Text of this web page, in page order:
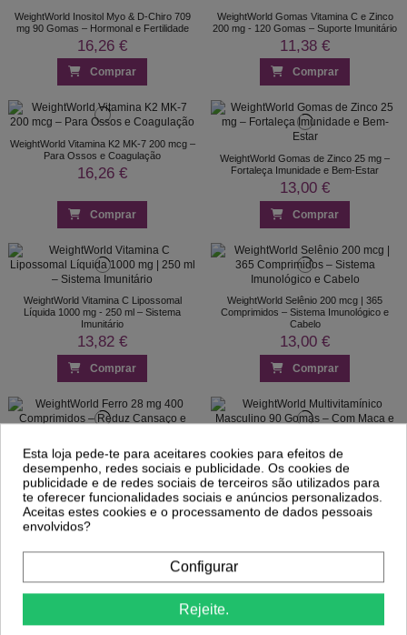
WeightWorld Inositol Myo & D-Chiro 709
mg 90 Gomas – Hormonal e Fertilidade
16,26 €
Comprar
WeightWorld Gomas Vitamina C e Zinco
200 mg - 120 Gomas – Suporte Imunitário
11,38 €
Comprar
WeightWorld Vitamina K2 MK-7 200 mcg –
Para Ossos e Coagulação
16,26 €
Comprar
WeightWorld Gomas de Zinco 25 mg –
Fortaleça Imunidade e Bem-Estar
13,00 €
Comprar
WeightWorld Vitamina C Lipossomal
Líquida 1000 mg - 250 ml – Sistema
Imunitário
13,82 €
Comprar
WeightWorld Selênio 200 mcg | 365
Comprimidos – Sistema Imunológico e
Cabelo
13,00 €
Comprar
WeightWorld Ferro 28 mg 400
Comprimidos – Reduz Cansaço e Apoia
Bem-Estar
14,63 €
Comprar
WeightWorld Multivitamínico Masculino 90
Gomas – Com Maca e Ginseng
13,00 €
Comprar
WeightWorld Vitamina E 400 UI - 180
WeightWorld Vitamina D3 2000 UI - 400
Esta loja pede-te para aceitares cookies para efeitos de
desempenho, redes sociais e publicidade. Os cookies de
publicidade e de redes sociais de terceiros são utilizados para
te oferecer funcionalidades sociais e anúncios personalizados.
Aceitas estes cookies e o processamento de dados pessoais
envolvidos?
Configurar
Rejeite.